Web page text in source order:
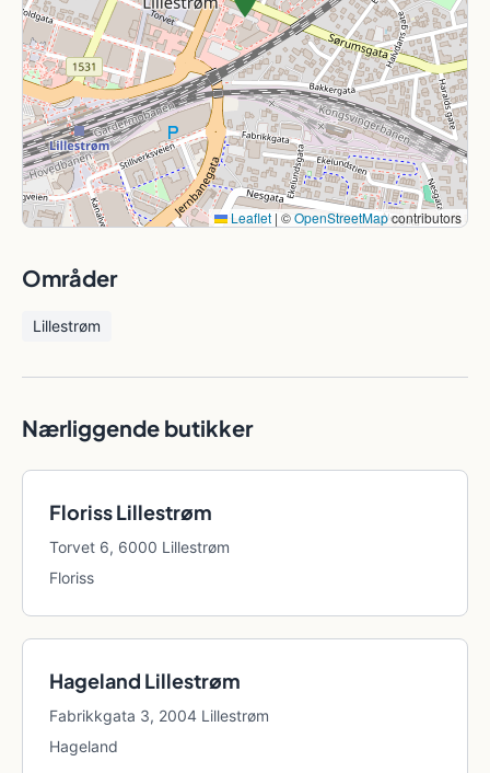
Leaflet | ©OpenStreetMapcontributors
Områder
Lillestrøm
Nærliggende butikker
Floriss Lillestrøm
Torvet 6, 6000 Lillestrøm
Floriss
Hageland Lillestrøm
Fabrikkgata 3, 2004 Lillestrøm
Hageland